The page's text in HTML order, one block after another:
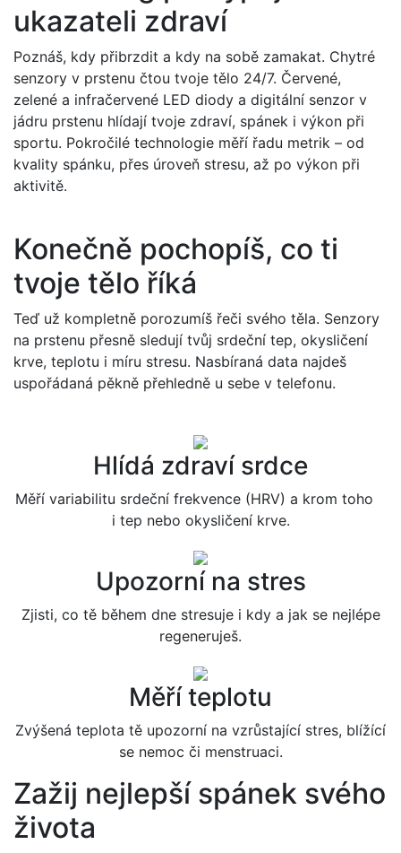
ukazateli zdraví
Poznáš, kdy přibrzdit a kdy na sobě zamakat. Chytré
senzory v prstenu čtou tvoje tělo 24/7. Červené,
zelené a infračervené LED diody a digitální senzor v
jádru prstenu hlídají tvoje zdraví, spánek i výkon při
sportu. Pokročilé technologie měří řadu metrik – od
kvality spánku, přes úroveň stresu, až po výkon při
aktivitě.
Konečně pochopíš, co ti
tvoje tělo říká
Teď už kompletně porozumíš řeči svého těla. Senzory
na prstenu přesně sledují tvůj srdeční tep, okysličení
krve, teplotu i míru stresu. Nasbíraná data najdeš
uspořádaná pěkně přehledně u sebe v telefonu.
Hlídá zdraví srdce
Měří variabilitu srdeční frekvence (HRV) a krom toho
i tep nebo okysličení krve.
Upozorní na stres
Zjisti, co tě během dne stresuje i kdy a jak se nejlépe
regeneruješ.
Měří teplotu
Zvýšená teplota tě upozorní na vzrůstající stres, blížící
se nemoc či menstruaci.
Zažij nejlepší spánek svého
života